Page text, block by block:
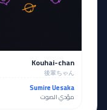
Kouhai-chan
後輩ちゃん
Sumire Uesaka
مؤدي الصوت